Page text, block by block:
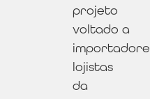
projeto
voltado a
lojistas
da